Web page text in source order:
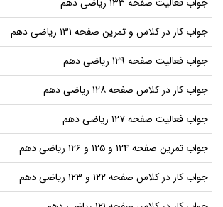
جواب فعالیت صفحه ۱۳۳ ریاضی دهم
جواب کار در کلاس و تمرین صفحه ۱۳۱ ریاضی دهم
جواب فعالیت صفحه ۱۲۹ ریاضی دهم
جواب کار در کلاس صفحه ۱۲۸ ریاضی دهم
جواب فعالیت صفحه ۱۲۷ ریاضی دهم
جواب تمرین صفحه ۱۲۴ و ۱۲۵ و ۱۲۶ ریاضی دهم
جواب کار در کلاس صفحه ۱۲۲ و ۱۲۳ ریاضی دهم